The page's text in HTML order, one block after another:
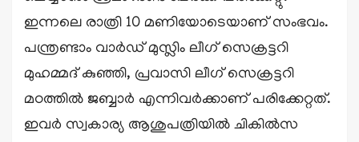
ഇന്നലെ രാത്രി 10 മണിയോടെയാണ് സംഭവം.
പന്ത്രണ്ടാം വാർഡ് മുസ്ലിം ലീഗ് സെക്രട്ടറി
മുഹമ്മദ് കുഞ്ഞി, പ്രവാസി ലീഗ് സെക്രട്ടറി
മഠത്തിൽ ജബ്ബാർ എന്നിവർക്കാണ് പരിക്കേറ്റത്.
ഇവർ സ്വകാര്യ ആശുപത്രിയിൽ ചികിൽസ